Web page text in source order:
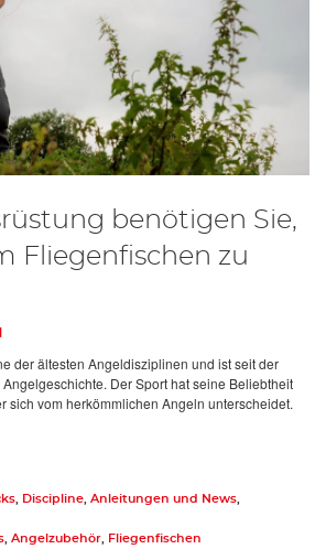
benötigen Sie,
Fliegenfischen zu
der ältesten Angeldisziplinen und ist seit der
Der Sport hat seine Beliebtheit
sich vom herkömmlichen Angeln unterscheidet.
, Discipline, Anleitungen und News,
, Angelzubehör, Fliegenfischen